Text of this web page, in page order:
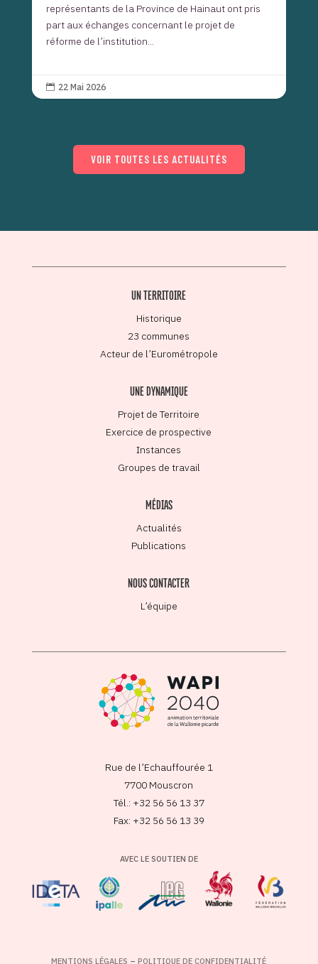
représentants de la Province de Hainaut ont pris
part aux échanges concernant le projet de
réforme de l’institution...
 22 Mai 2026
VOIR TOUTES LES ACTUALITÉS
UN TERRITOIRE
Historique
23 communes
Acteur de l’Eurométropole
UNE DYNAMIQUE
Projet de Territoire
Exercice de prospective
Instances
Groupes de travail
MÉDIAS
Actualités
Publications
NOUS CONTACTER
L’équipe
Rue de l’Echauffourée 1
7700 Mouscron
Tél.: +32 56 56 13 37
Fax: +32 56 56 13 39
AVEC LE SOUTIEN DE
MENTIONS LÉGALES –POLITIQUE DE CONFIDENTIALITÉ